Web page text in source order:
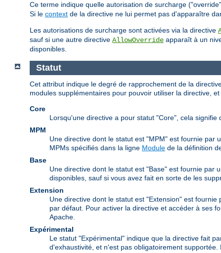
Ce terme indique quelle autorisation de surcharge
Si le context de la directive ne lui permet pas d'apparaître
Les autorisations de surcharge sont activées via la directive
sauf si une autre directive AllowOverride apparaît à un
disponibles.
Statut
Cet attribut indique le degré de rapprochement de la
modules supplémentaires pour pouvoir utiliser la directive,
Core
Lorsqu'une directive a pour statut "Core", cela
MPM
Une directive dont le statut est "MPM" est fournie par
MPMs spécifiés dans la ligne Module de la définition
Base
Une directive dont le statut est "Base" est fournie par
disponibles, sauf si vous avez fait en sorte de les
Extension
Une directive dont le statut est "Extension" est
par défaut. Pour activer la directive et accéder à ses
Apache.
Expérimental
Le statut "Expérimental" indique que la directive fait
d'exhaustivité, et n'est pas obligatoirement